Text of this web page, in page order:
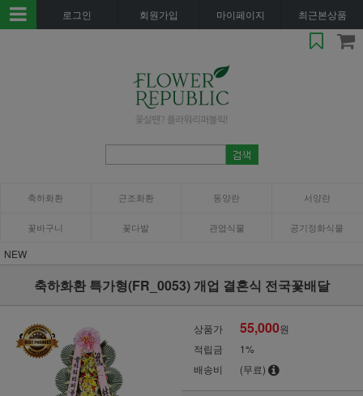
로그인 회원가입 마이페이지 최근본상품
축하화환 근조화환 동양란 서양란
꽃바구니 꽃다발 관엽식물 공기정화식물
NEW
축하화환 특가형(FR_0053) 개업 결혼식 전국꽃배달
상품가 55,000원
적립금
1%
배송비
(무료)